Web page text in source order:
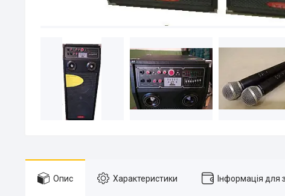
Опис Характеристики Інформація для